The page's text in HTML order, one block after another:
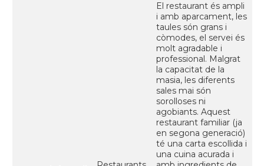
El restaurant és ampli
i amb aparcament, les
taules són grans i
còmodes, el servei és
molt agradable i
professional. Malgrat
la capacitat de la
masia, les diferents
sales mai són
sorolloses ni
agobiants. Aquest
restaurant familiar (ja
en segona generació)
té una carta escollida i
una cuina acurada i